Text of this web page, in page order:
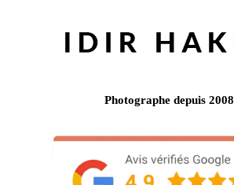
Photographe depuis 2008